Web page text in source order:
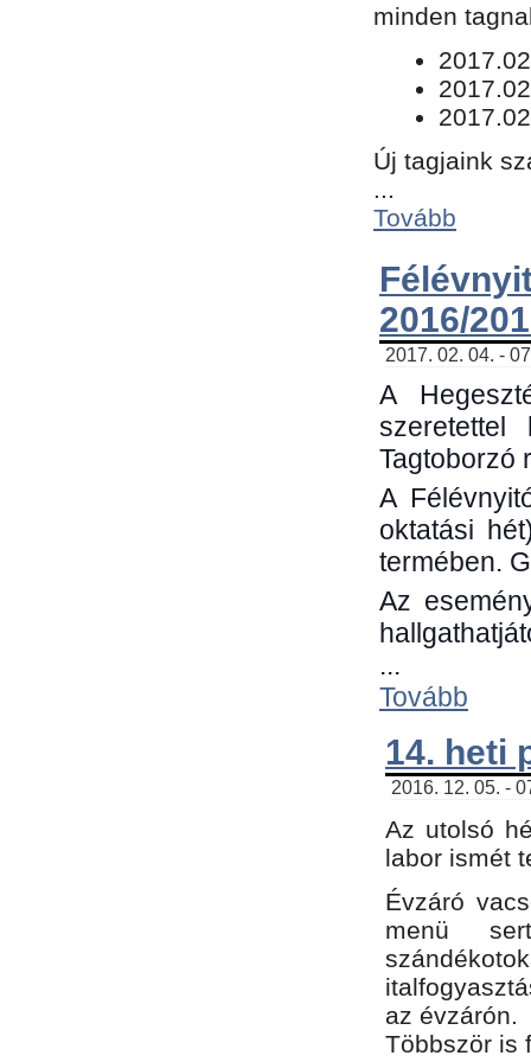
minden
Új tagjaink
...
Tovább
2016/
2017. 02. 04. -
A
Tagtoborzó
A
oktatási
termében.
Az
...
Tovább
14. heti
2016. 12. 05. -
Az utolsó
labor ismét
Évzáró
menü
az évzárón.
Többször is